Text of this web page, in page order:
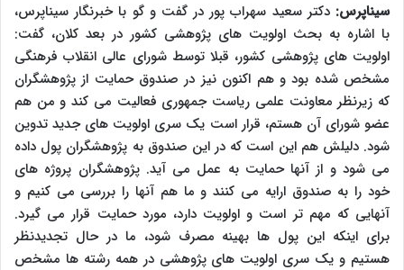
سیناپرس:دکتر سعید سهراب پور در گفت و گو با خبرنگار سیناپرس،
با اشاره به بحث اولویت های پژوهشی کشور در بعد کلان، گفت:
اولویت های پژوهشی کشور، قبلا توسط شورای عالی انقلاب فرهنگی
مشخص شده بود و هم اکنون نیز در صندوق حمایت از پژوهشگران
که زیرنظر معاونت علمی ریاست جمهوری فعالیت می کند و من هم
عضو شورای آن هستم، قرار است یک سری اولویت های جدید تدوین
شود. دلیلش هم این است که در این صندوق به پژوهشگران پول داده
می شود و از آنها حمایت به عمل می آید. پژوهشگران پروژه های
خود را به صندوق ارایه می کنند و ما هم آنها را بررسی می کنیم و
آنهایی که مهم تر است و اولویت دارد، مورد حمایت قرار می گیرد.
برای اینکه این پول ها بهینه مصرف شود، ما در حال تجدیدنظر
هستیم و یک سری اولویت های پژوهشی در همه رشته ها مشخص